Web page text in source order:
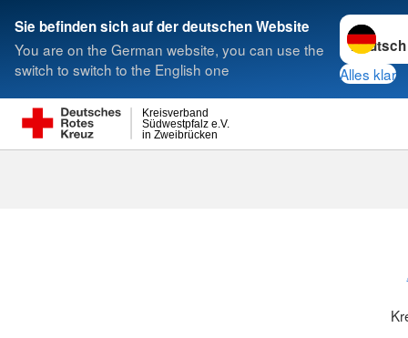
Sie befinden sich auf der deutschen Website
You are on the German website, you can use the
switch to switch to the English one
Sprache
Alles klar
in Zweibrücken
Südwestpfalz e.V.
Kreisverband
Suche